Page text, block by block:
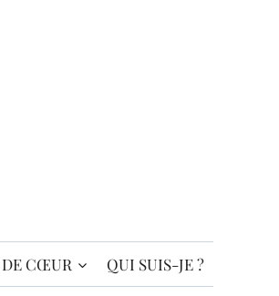
DE CŒUR QUI SUIS-JE ?